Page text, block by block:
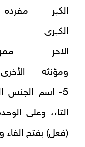
الكبر
الكبرى
الاخر
ومؤنثه الأخرى
5- اسم الجنس
التاء، وعلى
(فعل) بفتح الفاء